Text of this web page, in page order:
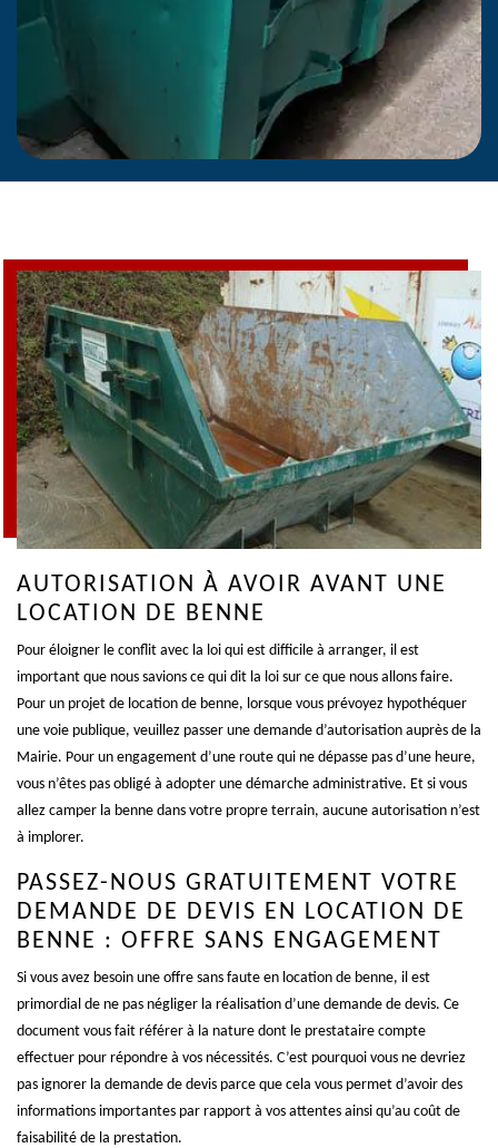
AUTORISATION À AVOIR AVANT UNE
LOCATION DE BENNE
Pour éloigner le conflit avec la loi qui est difficile à arranger, il est
important que nous savions ce qui dit la loi sur ce que nous allons faire.
Pour un projet de location de benne, lorsque vous prévoyez hypothéquer
une voie publique, veuillez passer une demande d’autorisation auprès de la
Mairie. Pour un engagement d’une route qui ne dépasse pas d’une heure,
vous n’êtes pas obligé à adopter une démarche administrative. Et si vous
allez camper la benne dans votre propre terrain, aucune autorisation n’est
à implorer.
PASSEZ-NOUS GRATUITEMENT VOTRE
DEMANDE DE DEVIS EN LOCATION DE
BENNE : OFFRE SANS ENGAGEMENT
Si vous avez besoin une offre sans faute en location de benne, il est
primordial de ne pas négliger la réalisation d’une demande de devis. Ce
document vous fait référer à la nature dont le prestataire compte
effectuer pour répondre à vos nécessités. C’est pourquoi vous ne devriez
pas ignorer la demande de devis parce que cela vous permet d’avoir des
informations importantes par rapport à vos attentes ainsi qu’au coût de
faisabilité de la prestation.